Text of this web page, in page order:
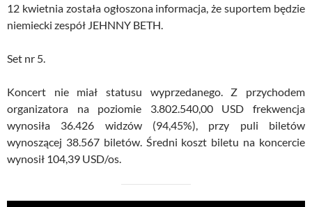
12 kwietnia została ogłoszona informacja, że suportem będzie
niemiecki zespół JEHNNY BETH.
Set nr 5.
Koncert nie miał statusu wyprzedanego. Z przychodem
organizatora na poziomie 3.802.540,00 USD frekwencja
wynosiła 36.426 widzów (94,45%), przy puli biletów
wynoszącej 38.567 biletów. Średni koszt biletu na koncercie
wynosił 104,39 USD/os.